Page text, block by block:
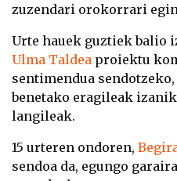
zuzendari orokorrari
Urte hauek guztiek balio
Ulma Taldea proiektu
sentimendua
benetako eragileak
langileak.
15 urteren ondoren,
sendoa da, egungo